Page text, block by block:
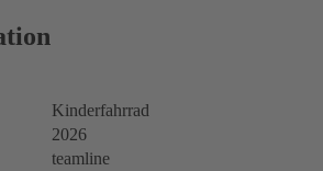
Kinderfahrrad
2026
teamline